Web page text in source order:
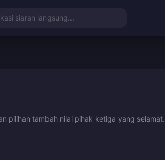
siaran langsung...
pilihan tambah nilai pihak ketiga yang selamat.